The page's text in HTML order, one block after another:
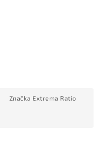
Značka Extrema Ratio